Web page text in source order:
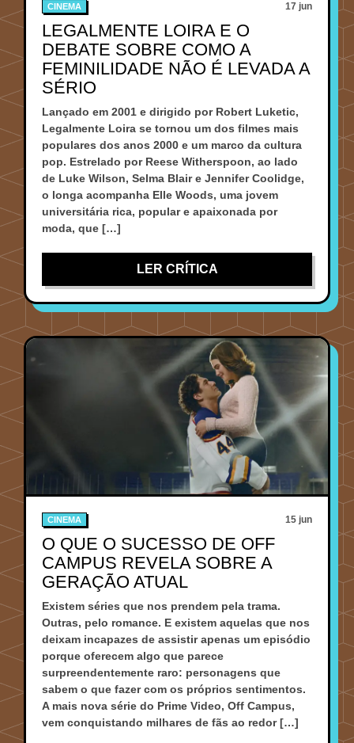
CINEMA 17 jun
LEGALMENTE LOIRA E O
DEBATE SOBRE COMO A
FEMINILIDADE NÃO É LEVADA A
SÉRIO
Lançado em 2001 e dirigido por Robert Luketic,
Legalmente Loira se tornou um dos filmes mais
populares dos anos 2000 e um marco da cultura
pop. Estrelado por Reese Witherspoon, ao lado
de Luke Wilson, Selma Blair e Jennifer Coolidge,
o longa acompanha Elle Woods, uma jovem
universitária rica, popular e apaixonada por
moda, que […]
LER CRÍTICA
CINEMA 15 jun
O QUE O SUCESSO DE OFF
CAMPUS REVELA SOBRE A
GERAÇÃO ATUAL
Existem séries que nos prendem pela trama.
Outras, pelo romance. E existem aquelas que nos
deixam incapazes de assistir apenas um episódio
porque oferecem algo que parece
surpreendentemente raro: personagens que
sabem o que fazer com os próprios sentimentos.
A mais nova série do Prime Video, Off Campus,
vem conquistando milhares de fãs ao redor […]